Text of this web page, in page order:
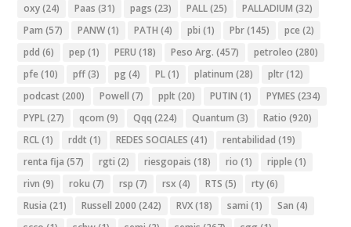
oxy(24) Paas (31) pags (23) PALL(25) PALLADIUM (32)
Pam (57) PANW(1) PATH (4) pbi (1) Pbr(145) pce (2)
pdd (6) pep (1) PERU (18) Peso Arg. (457) petroleo (280)
pfe (10) pff(3) pg (4) PL(1) platinum (28) pltr(12)
podcast (200) Powell (7) pplt (20) PUTIN (1) PYMES (234)
PYPL(27) qcom (9) Qqq (224) Quantum (3) Ratio (920)
RCL(1) rddt (1) REDES SOCIALES (41) rentabilidad (19)
renta fija (57) rgti (2) riesgopais (18) rio (1) ripple (1)
rivn (9) roku (7) rsp (7) rsx (4) RTS (5) rty(6)
Rusia (21) Russell 2000 (242) RVX(18) sami (1) San (4)